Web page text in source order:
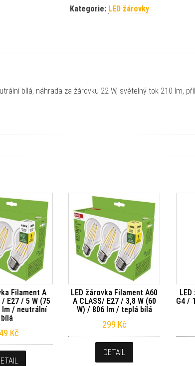
Kategorie: LED žárovky
bílá, náhrada za žárovku 22 W, světelný tok 210 lm,
Filament A
/ E27 / 5 W (75
lm / neutrální
bílá
Kč
LED žárovka Filament A60
A CLASS/ E27 / 3,8 W (60
W) / 806 lm / teplá bílá
299 Kč
DETAIL
G4 /